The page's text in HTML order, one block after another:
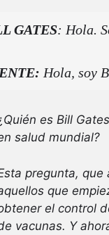
GATES: Hola.
Hola, soy
es Bill
salud mundial?
pregunta,
que
el control
vacunas. Y